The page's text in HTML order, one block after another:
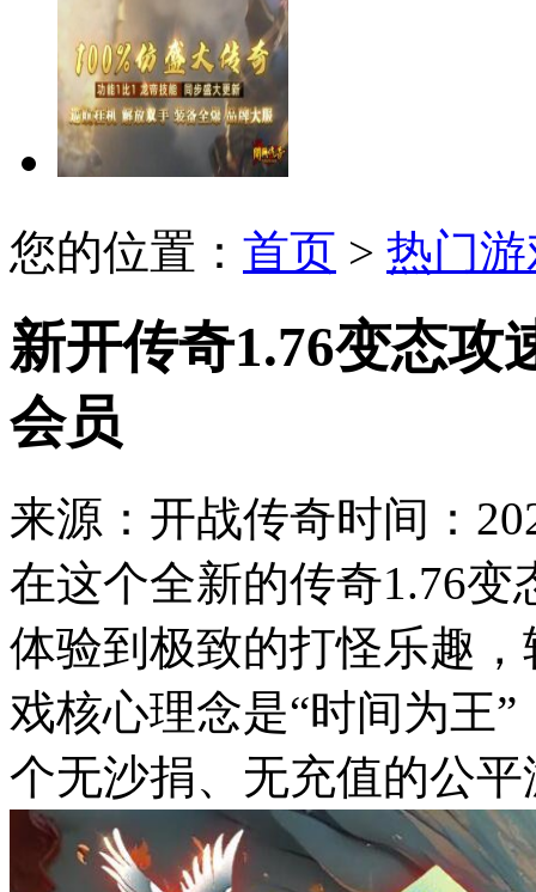
您的位置： 首页 > 热门
新开传奇1.76变态攻
会员
来源：开战传奇时间：
在这个全新的传奇1.76
体验到极致的打怪乐趣
戏核心理念是“时间为王
个无沙捐、无充值的公